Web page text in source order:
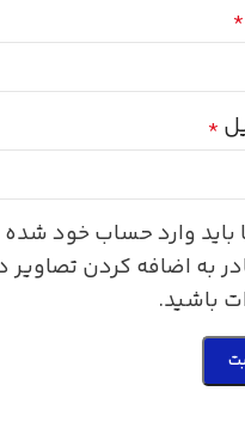
*
*
باید وارد حساب خود شده
به اضافه کردن تصاویر
باشید.